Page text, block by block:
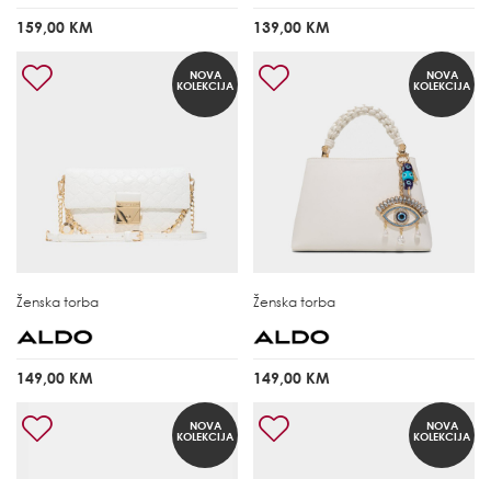
159,00 KM 139,00 KM
NOVA
KOLEKCIJA
Ženska torba
149,00 KM
NOVA
KOLEKCIJA
Ženska torba
149,00 KM
NOVA
KOLEKCIJA
NOVA
KOLEKCIJA